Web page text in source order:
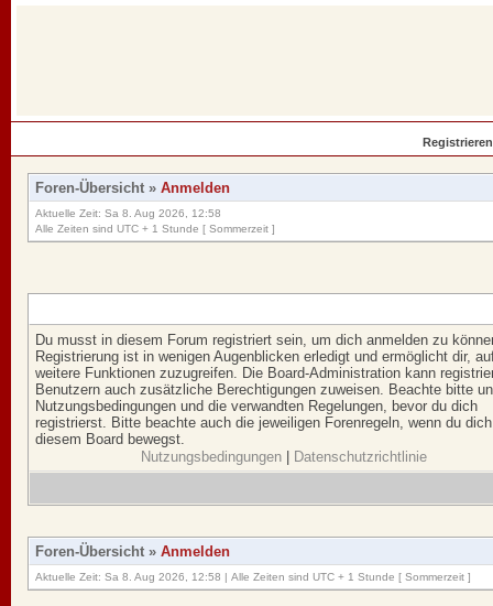
Registrieren
Foren-Übersicht » Anmelden
Aktuelle Zeit: Sa 8. Aug 2026, 12:58
Alle Zeiten sind UTC + 1 Stunde [ Sommerzeit ]
Du musst in diesem Forum registriert sein, um dich anmelden zu
Registrierung ist in wenigen Augenblicken erledigt und ermöglicht dir,
weitere Funktionen zuzugreifen. Die Board-Administration kann
Benutzern auch zusätzliche Berechtigungen zuweisen. Beachte bitte
Nutzungsbedingungen und die verwandten Regelungen, bevor du dich
registrierst. Bitte beachte auch die jeweiligen Forenregeln, wenn du
diesem Board bewegst.
Nutzungsbedingungen
Datenschutzrichtlinie
Foren-Übersicht » Anmelden
Aktuelle Zeit: Sa 8. Aug 2026, 12:58 | Alle Zeiten sind UTC + 1 Stunde [ Sommerzeit ]